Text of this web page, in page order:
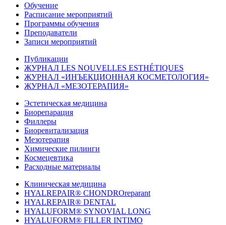
Обучение
Расписание мероприятий
Программы обучения
Преподаватели
Записи мероприятий
Публикации
ЖУРНАЛ LES NOUVELLES ESTHÉTIQUES
ЖУРНАЛ «ИНЪЕКЦИОННАЯ КОСМЕТОЛОГИЯ»
ЖУРНАЛ «МЕЗОТЕРАПИЯ»
Эстетическая медицина
Биорепарация
Филлеры
Биоревитализация
Мезотерапия
Химические пилинги
Космецевтика
Расходные материалы
Клиническая медицина
HYALREPAIR® CHONDROreparant
HYALREPAIR® DENTAL
HYALUFORM® SYNOVIAL LONG
HYALUFORM® FILLER INTIMO